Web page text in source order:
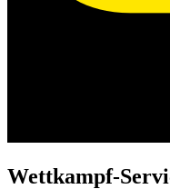
Wettkampf-